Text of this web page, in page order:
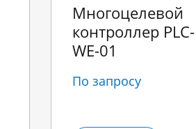
Многоцелевой
контроллер PLC-
WE-01
По запросу